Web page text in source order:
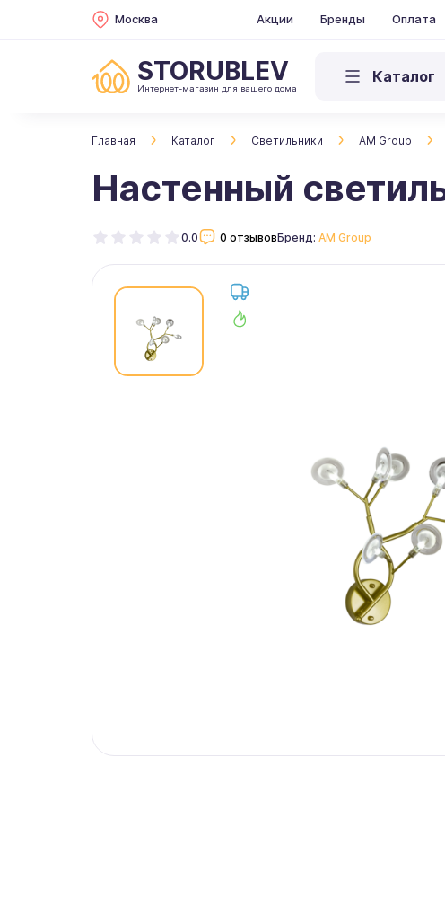
Москва Акции Бренды Оплата
STORUBLEV
Интернет-магазин для вашего дома
Каталог
Главная Каталог Светильники AM Group
Настенный
0.0 0 отзывовБренд: AM Group